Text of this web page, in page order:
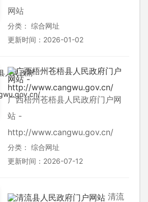
网站
分类： 综合网址
更新时间：2026-01-02
广西梧州苍梧县人民政府门户网
站 -
http://www.cangwu.gov.cn/
分类： 综合网址
更新时间：2026-07-12
清流